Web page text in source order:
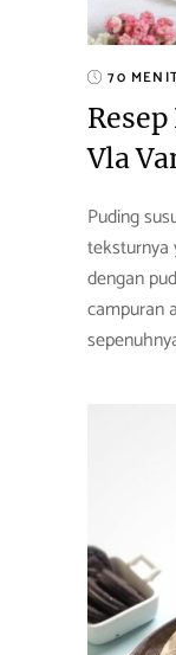
70
Vla
Puding
teksturnya
dengan
campuran